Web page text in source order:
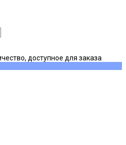
доступное для заказа